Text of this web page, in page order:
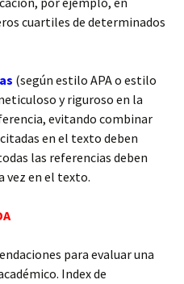
cuartiles de determinados
(según estilo APA o estilo
y riguroso en la
evitando combinar
en el texto deben
las referencias deben
vez en el texto.
para evaluar una
Index de